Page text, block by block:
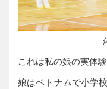
これは私の娘の実体験
娘はベトナムで小学